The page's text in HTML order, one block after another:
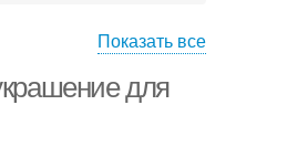
Показать все
для